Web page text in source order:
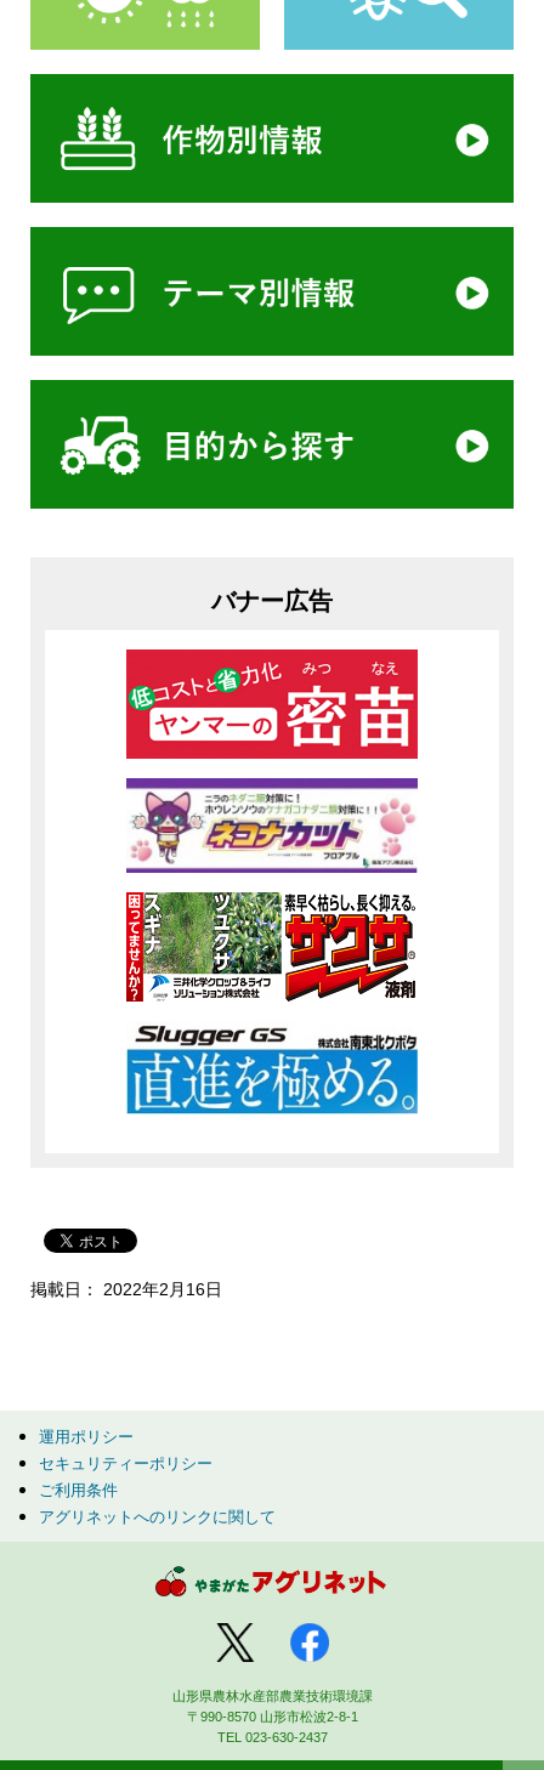
バナー広告
掲載日： 2022年2月16日
運用ポリシー
セキュリティーポリシー
ご利用条件
アグリネットへのリンクに関して
山形県農林水産部農業技術環境課
〒990-8570 山形市松波2-8-1
TEL 023-630-2437